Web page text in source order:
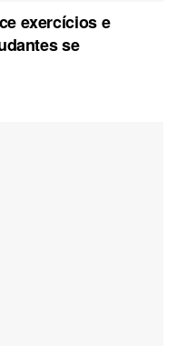
exercícios e
se